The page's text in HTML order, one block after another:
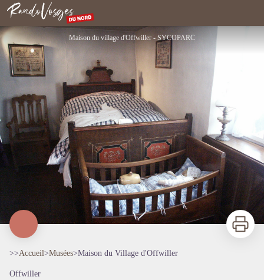
Rando Vosges du Nord
Maison du Village d'Offwiller
Maison du village d'Offwiller - SYCOPARC
Imprimer
>>Accueil>Musées>Maison du Village d'Offwiller
Offwiller